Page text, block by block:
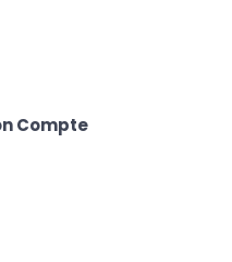
Compte